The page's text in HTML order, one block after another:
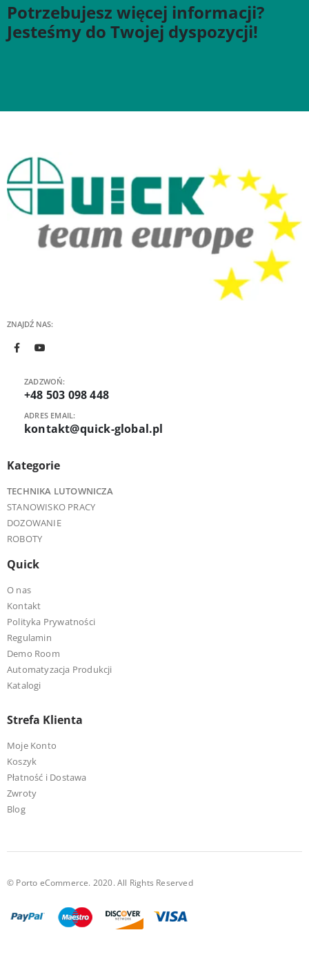
Potrzebujesz więcej informacji?
Jesteśmy do Twojej dyspozycji!
ZNAJDŹ NAS:
ZADZWOŃ:
+48 503 098 448
ADRES EMAIL:
kontakt@quick-global.pl
Kategorie
TECHNIKA LUTOWNICZA
STANOWISKO PRACY
DOZOWANIE
ROBOTY
Quick
O nas
Kontakt
Polityka Prywatności
Regulamin
Demo Room
Automatyzacja Produkcji
Katalogi
Strefa Klienta
Moje Konto
Koszyk
Płatność i Dostawa
Zwroty
Blog
© Porto eCommerce. 2020. All Rights Reserved